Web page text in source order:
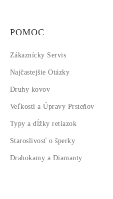
POMOC
Zákaznícky Servis
Najčastejšie Otázky
Druhy kovov
Veľkosti a Úpravy Prsteňov
Typy a dĺžky retiazok
Staroslivosť o šperky
Drahokamy a Diamanty